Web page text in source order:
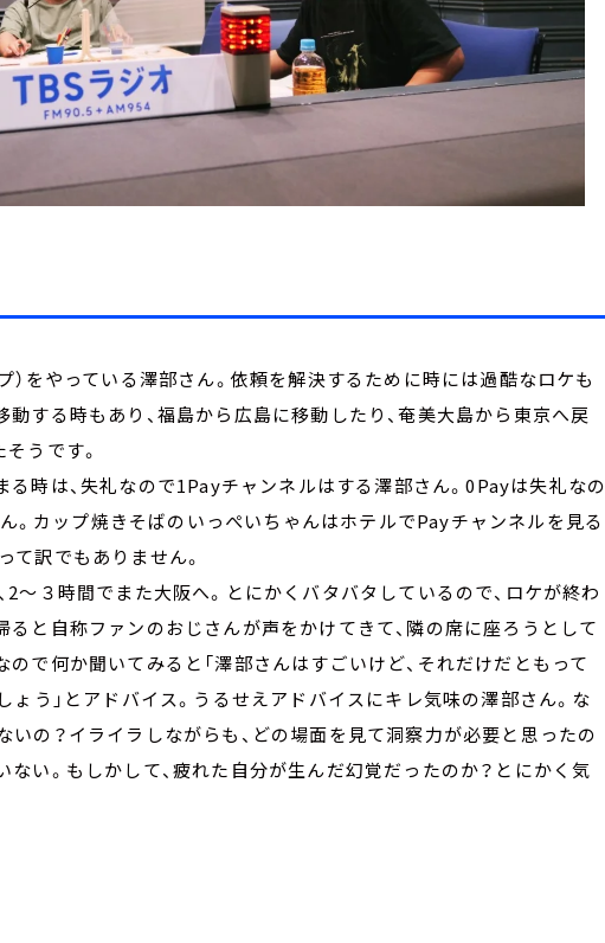
）をやっている澤部さん。依頼を解決するために時には過酷なロケも
する時もあり、福島から広島に移動したり、奄美大島から東京へ戻
うです。
る時は、失礼なので1Payチャンネルはする澤部さん。0Payは失礼なの
ん。カップ焼きそばのいっぺいちゃんはホテルでPayチャンネルを見る
て訳でもありません。
～３時間でまた大阪へ。とにかくバタバタしているので、ロケが終わ
ると自称ファンのおじさんが声をかけてきて、隣の席に座ろうとして
で何か聞いてみると「澤部さんはすごいけど、それだけだともって
ょう」とアドバイス。うるせえアドバイスにキレ気味の澤部さん。な
いの？イライラしながらも、どの場面を見て洞察力が必要と思ったの
い。もしかして、疲れた自分が生んだ幻覚だったのか？とにかく気